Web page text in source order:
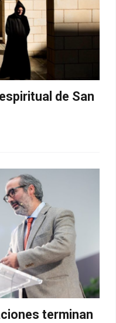
de San
terminan